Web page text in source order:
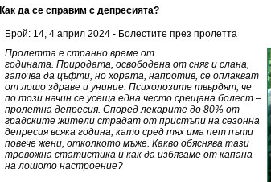
Как да се справим с депресията?
Брой: 14, 4 април 2024 - Болестите през пролетта
Пролетта е странно време от
годината. Природата, освободена от сняг и слана,
започва да цъфти, но хората, напротив, се оплакват
от лошо здраве и униние. Психолозите твърдят, че
по този начин се усеща една често срещана болест –
пролетна депресия. Според лекарите до 80% от
градските жители страдат от пристъпи на сезонна
депресия всяка година, като сред тях има пет пъти
повече жени, отколкото мъже. Какво обяснява тази
тревожна статистика и как да избягаме от капана
на лошото настроение?